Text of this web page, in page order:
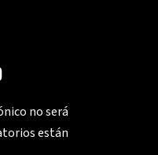
no será
están